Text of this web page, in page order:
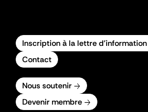
Inscription à la lettre d'information
Contact
Nous soutenir
Devenir membre